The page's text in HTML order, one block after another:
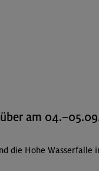
am
die Hohe Wasserfalle